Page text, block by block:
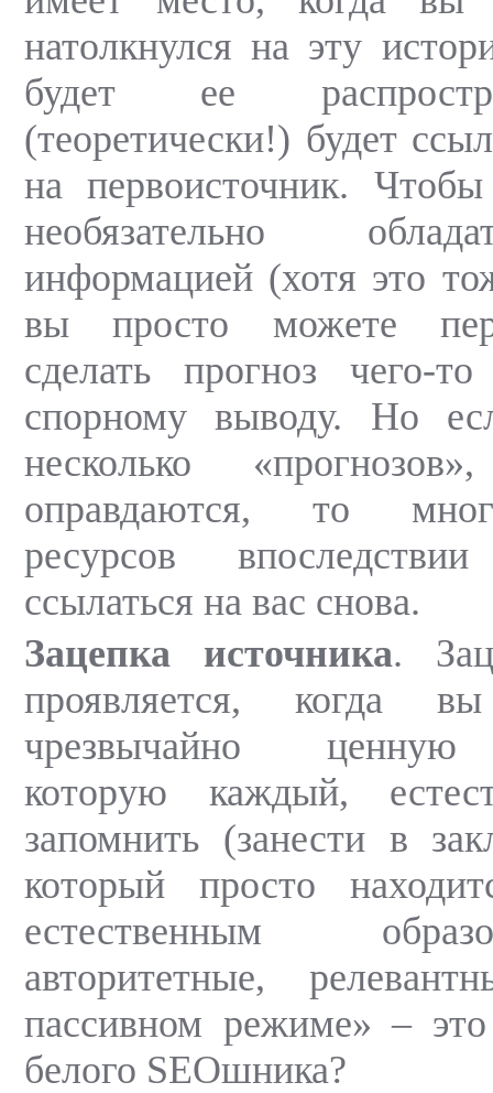
натолкнулся на эту
будет ее
(теоретически!) будет
на первоисточник.
необязательно
информацией (хотя это
вы просто можете
сделать прогноз чего-
спорному выводу. Но
несколько
оправдаются, то
ресурсов впоследствии
ссылаться на вас снова.
Зацепка источника.
проявляется, когда
чрезвычайно
которую каждый,
запомнить (занести в
который просто
естественным
авторитетные,
пассивном режиме» –
белого SEOшника?